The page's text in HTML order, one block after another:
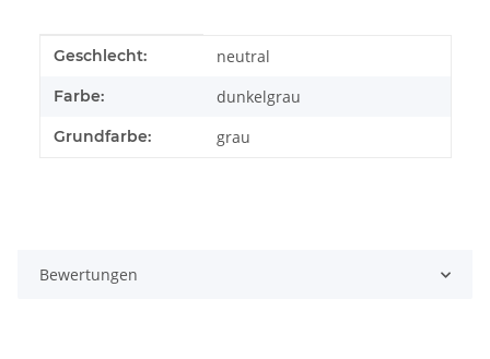
Produkteigenschaft
Wert
Geschlecht: neutral
Farbe: dunkelgrau
Grundfarbe: grau
Bewertungen